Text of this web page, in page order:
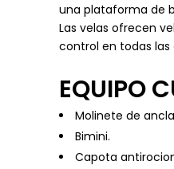
una plataforma de
Las velas ofrecen
control en todas las
EQUIPO
Molinete de
Bimini.
Capota